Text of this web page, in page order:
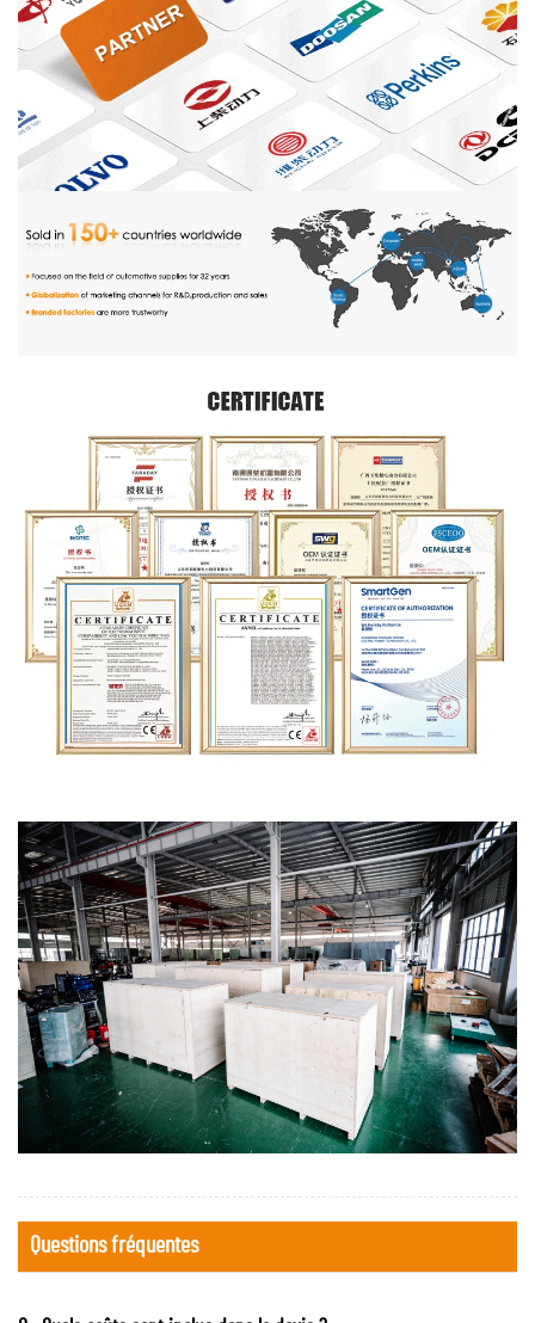
Questions fréquentes